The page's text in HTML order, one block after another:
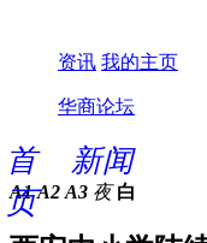
资讯 我的主页
华商论坛
首
页
新闻
A1 A2 A3 夜 白